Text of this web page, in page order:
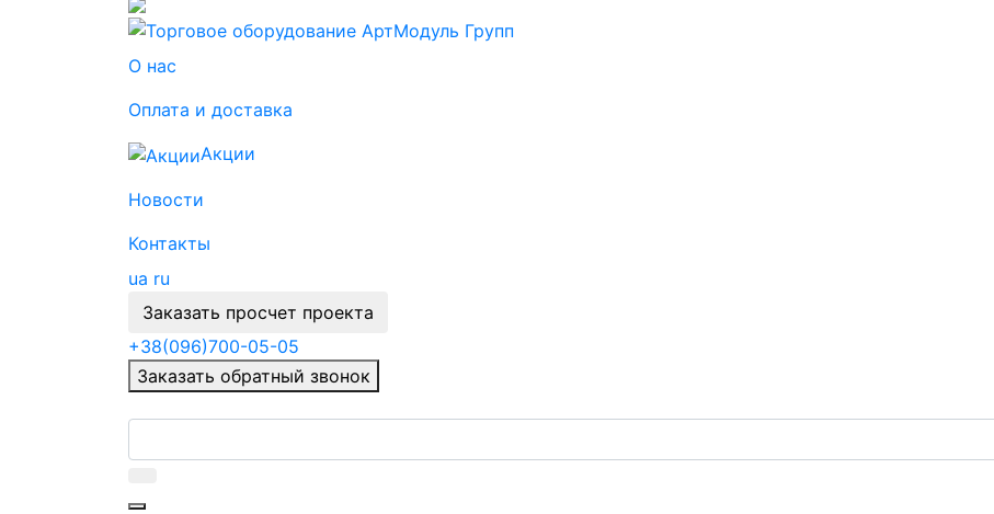
О нас
Оплата и доставка
Акции
Новости
Контакты
ua ru
Заказать просчет проекта
+38(096)700-05-05
Заказать обратный звонок